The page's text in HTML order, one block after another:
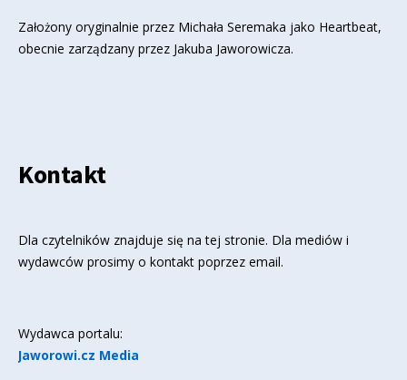
Założony oryginalnie przez Michała Seremaka jako Heartbeat,
obecnie zarządzany przez Jakuba Jaworowicza.
Kontakt
Dla czytelników znajduje się na tej stronie. Dla mediów i
wydawców prosimy o kontakt poprzez email.
Wydawca portalu:
Jaworowi.cz Media